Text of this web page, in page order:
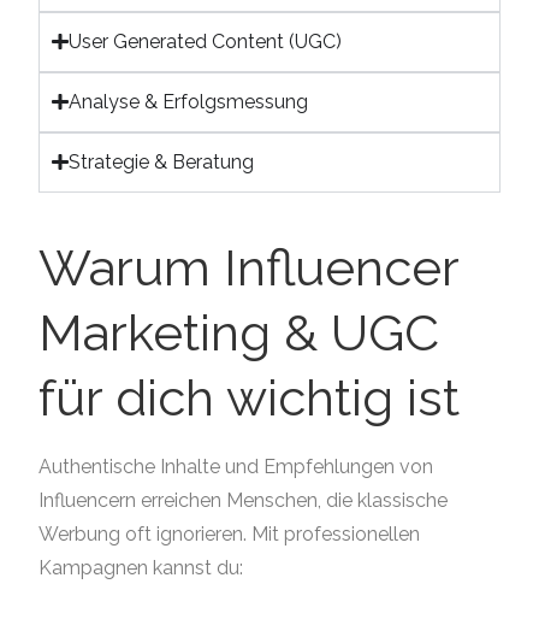
User Generated Content (UGC)
Analyse & Erfolgsmessung
Strategie & Beratung
Warum Influencer
Marketing & UGC
für dich wichtig ist
Authentische Inhalte und Empfehlungen von
Influencern erreichen Menschen, die klassische
Werbung oft ignorieren. Mit professionellen
Kampagnen kannst du: